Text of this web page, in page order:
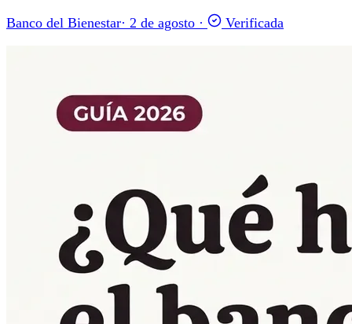
Banco del Bienestar· 2 de agosto · Verificada